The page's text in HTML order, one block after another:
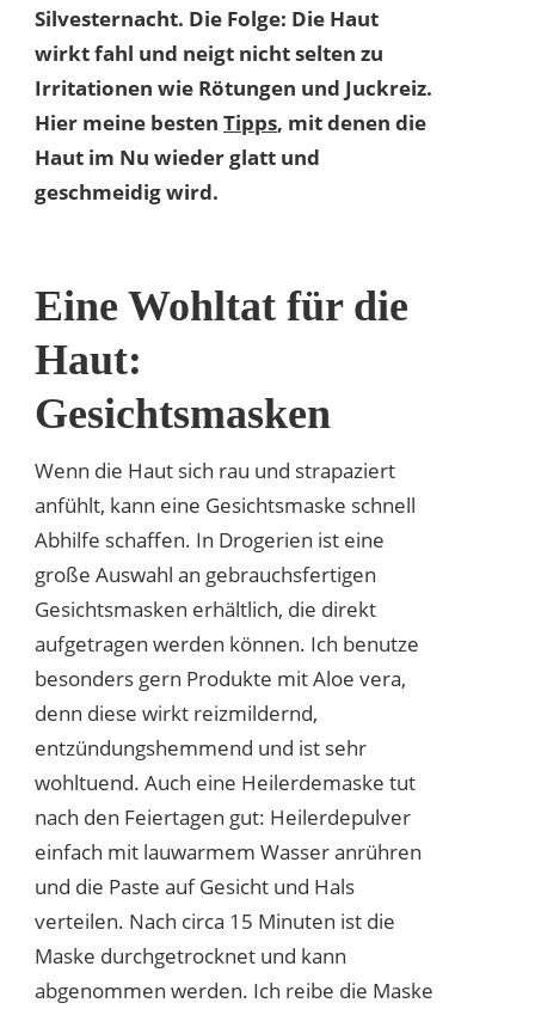
Silvesternacht. Die Folge: Die Haut
wirkt fahl und neigt nicht selten zu
Irritationen wie Rötungen und Juckreiz.
Hier meine besten Tipps, mit denen die
Haut im Nu wieder glatt und
geschmeidig wird.
Eine Wohltat für die
Haut:
Gesichtsmasken
Wenn die Haut sich rau und strapaziert
anfühlt, kann eine Gesichtsmaske schnell
Abhilfe schaffen. In Drogerien ist eine
große Auswahl an gebrauchsfertigen
Gesichtsmasken erhältlich, die direkt
aufgetragen werden können. Ich benutze
besonders gern Produkte mit Aloe vera,
denn diese wirkt reizmildernd,
entzündungshemmend und ist sehr
wohltuend. Auch eine Heilerdemaske tut
nach den Feiertagen gut: Heilerdepulver
einfach mit lauwarmem Wasser anrühren
und die Paste auf Gesicht und Hals
verteilen. Nach circa 15 Minuten ist die
Maske durchgetrocknet und kann
abgenommen werden. Ich reibe die Maske